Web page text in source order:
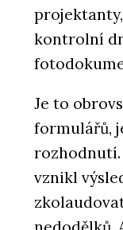
kontrolní
Je to
formulářů,
rozhodnutí.
vznikl